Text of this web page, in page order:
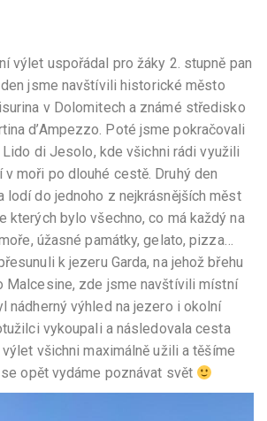
výlet uspořádal pro žáky 2. stupně pan
jsme navštívili historické město
v Dolomitech a známé středisko
d’Ampezzo. Poté jsme pokračovali
di Jesolo, kde všichni rádi využili
moři po dlouhé cestě. Druhý den
lodí do jednoho z nejkrásnějších měst
kterých bylo všechno, co má každý na
úžasné památky, gelato, pizza…
k jezeru Garda, na jehož břehu
Malcesine, zde jsme navštívili místní
nádherný výhled na jezero i okolní
vykoupali a následovala cesta
všichni maximálně užili a těšíme
opět vydáme poznávat svět